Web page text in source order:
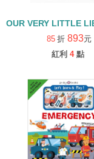
OUR VERY LITTLE
85 折 893元
紅利 4 點